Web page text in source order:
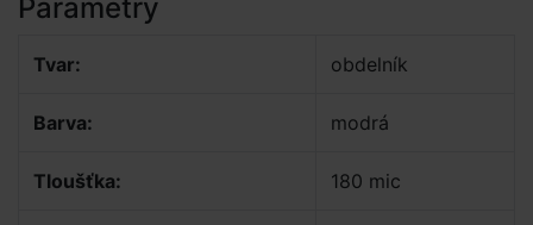
Parametry
Tvar: obdelník
Barva: modrá
Tloušťka: 180 mic